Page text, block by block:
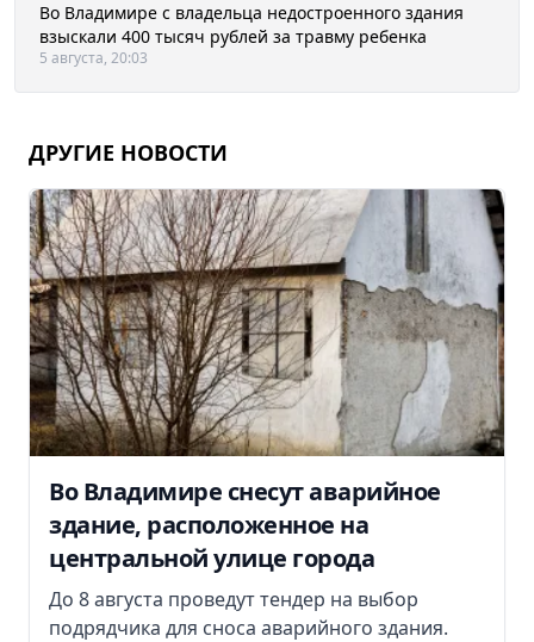
Во Владимире с владельца недостроенного здания
взыскали 400 тысяч рублей за травму ребенка
5 августа, 20:03
ДРУГИЕ НОВОСТИ
Во Владимире снесут аварийное
здание, расположенное на
центральной улице города
До 8 августа проведут тендер на выбор
подрядчика для сноса аварийного здания.